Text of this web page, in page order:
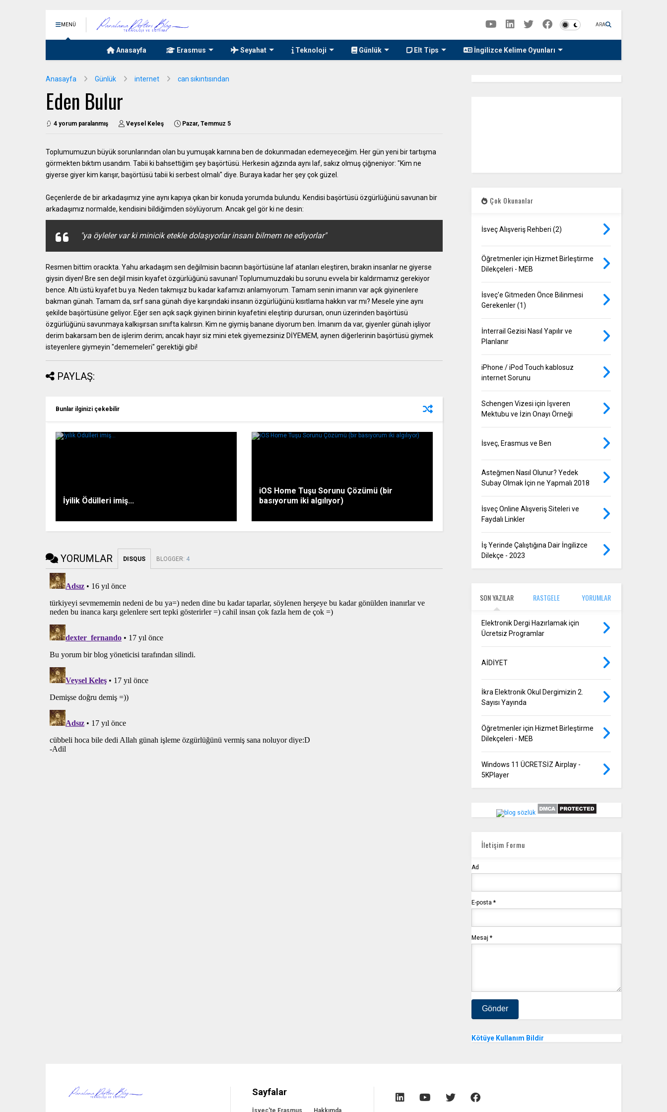
MENÜ ARA
Anasayfa Erasmus Seyahat Teknoloji Günlük Elt Tips İngilizce Kelime Oyunları
Anasayfa Günlük internet can sıkıntısından
Eden Bulur
4 yorum paralanmış Veysel Keleş Pazar, Temmuz 5
Toplumumuzun büyük sorunlarından olan bu yumuşak karnına ben de dokunmadan edemeyeceğim. Her gün yeni bir tartışma
görmekten bıktım usandım. Tabii ki bahsettiğim şey başörtüsü. Herkesin ağzında aynı laf, sakız olmuş çiğneniyor: "Kim ne
giyerse giyer kim karışır, başörtüsü tabii ki serbest olmalı" diye. Buraya kadar her şey çok güzel.
Geçenlerde de bir arkadaşımız yine aynı kapıya çıkan bir konuda yorumda bulundu. Kendisi başörtüsü özgürlüğünü savunan bir
arkadaşımız normalde, kendisini bildiğimden söylüyorum. Ancak gel gör ki ne desin:
"ya öyleler var ki minicik etekle dolaşıyorlar insanı bilmem ne ediyorlar"
Resmen bittim oracıkta. Yahu arkadaşım sen değilmisin bacının başörtüsüne laf atanları eleştiren, bırakın insanlar ne giyerse
giysin diyen! Bre sen değil misin kıyafet özgürlüğünü savunan! Toplumumuzdaki bu sorunu evvela bir kaldırmamız gerekiyor
bence. Altı üstü kıyafet bu ya. Neden takmışız bu kadar kafamızı anlamıyorum. Tamam senin imanın var açık giyinenlere
bakman günah. Tamam da, sırf sana günah diye karşındaki insanın özgürlüğünü kısıtlama hakkın var mı? Mesele yine aynı
şekilde başörtüsüne geliyor. Eğer sen açık saçık giyinen birinin kıyafetini eleştirip durursan, onun üzerinden başörtüsü
özgürlüğünü savunmaya kalkışırsan sınıfta kalırsın. Kim ne giymiş banane diyorum ben. İmanım da var, giyenler günah işliyor
derim bakarsam ben de işlerim derim; ancak hayır siz mini etek giyemezsiniz DİYEMEM, aynen diğerlerinin başörtüsü giymek
isteyenlere giymeyin "dememeleri" gerektiği gibi!
PAYLAŞ:
Bunlar ilginizi çekebilir
İyilik Ödülleri imiş...
iOS Home Tuşu Sorunu Çözümü (bir
basıyorum iki algılıyor)
YORUMLAR DISQUS BLOGGER: 4
Çok Okunanlar
İsveç Alışveriş Rehberi (2)
Öğretmenler için Hizmet Birleştirme
Dilekçeleri - MEB
İsveç'e Gitmeden Önce Bilinmesi
Gerekenler (1)
İnterrail Gezisi Nasıl Yapılır ve
Planlanır
iPhone / iPod Touch kablosuz
internet Sorunu
Schengen Vizesi için İşveren
Mektubu ve İzin Onayı Örneği
İsveç, Erasmus ve Ben
Asteğmen Nasıl Olunur? Yedek
Subay Olmak İçin ne Yapmalı 2018
İsveç Online Alışveriş Siteleri ve
Faydalı Linkler
İş Yerinde Çalıştığına Dair İngilizce
Dilekçe - 2023
SON YAZILAR RASTGELE YORUMLAR
Elektronik Dergi Hazırlamak için
Ücretsiz Programlar
AİDİYET
İkra Elektronik Okul Dergimizin 2.
Sayısı Yayında
Öğretmenler için Hizmet Birleştirme
Dilekçeleri - MEB
Windows 11 ÜCRETSİZ Airplay -
5KPlayer
İletişim Formu
Ad
E-posta*
Mesaj*
Kötüye Kullanım Bildir
Sayfalar
İsveç'te Erasmus Hakkımda